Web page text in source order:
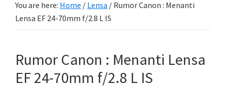
-
Tutorial
-
You are here: Home / Lensa / Rumor Canon : Menanti
Lensa EF 24-70mm f/2.8 L IS
Rumor Canon : Menanti Lensa
EF 24-70mm f/2.8 L IS